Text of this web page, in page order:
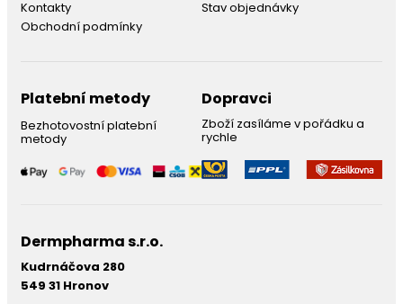
Kontakty
Obchodní podmínky
Stav objednávky
Platební metody
Bezhotovostní platební
metody
Dopravci
Zboží zasíláme v pořádku a
rychle
Dermpharma s.r.o.
Kudrnáčova 280
549 31 Hronov